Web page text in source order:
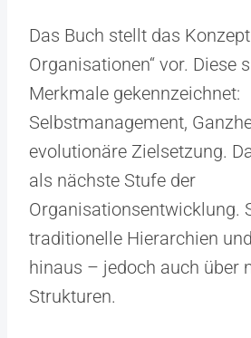
Das Buch stellt das
Organisationen“ vor. Diese
Merkmale gekennzeichnet:
Selbstmanagement,
evolutionäre Zielsetzung.
als nächste Stufe der
Organisationsentwicklung.
traditionelle Hierarchien
hinaus – jedoch auch über
Strukturen.